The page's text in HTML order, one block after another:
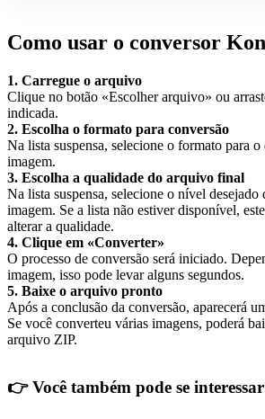
Como usar o conversor
1. Carregue o arquivo
Clique no botão «Escolher arquivo» ou
indicada.
2. Escolha o formato para conversão
Na lista suspensa, selecione o formato para
imagem.
3. Escolha a qualidade do arquivo final
Na lista suspensa, selecione o nível desejado
imagem. Se a lista não estiver disponível,
alterar a qualidade.
4. Clique em «Converter»
O processo de conversão será iniciado.
imagem, isso pode levar alguns segundos.
5. Baixe o arquivo pronto
Após a conclusão da conversão, aparecerá
Se você converteu várias imagens, poderá
arquivo ZIP.
👉Você também pode se